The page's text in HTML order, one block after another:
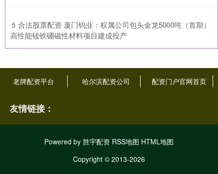
5 ​合法股票配资 厦门钨业：权属公司包头金龙5000吨（首期）
高性能钕铁硼磁性材料项目建成投产
老牌配资平台 哈尔滨配资公司 配资门户官网首页
友情链接：
Powered by 胜宇配资 RSS地图 HTML地图
Copyright © 2013-2026